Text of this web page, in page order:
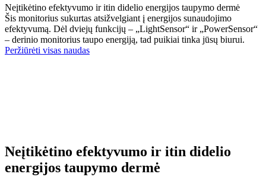
Neįtikėtino efektyvumo ir itin didelio energijos taupymo dermė
Šis monitorius sukurtas atsižvelgiant į energijos sunaudojimo
efektyvumą. Dėl dviejų funkcijų – „LightSensor“ ir „PowerSensor“
– derinio monitorius taupo energiją, tad puikiai tinka jūsų biurui.
Peržiūrėti visas naudas
Neįtikėtino efektyvumo ir itin didelio
energijos taupymo dermė